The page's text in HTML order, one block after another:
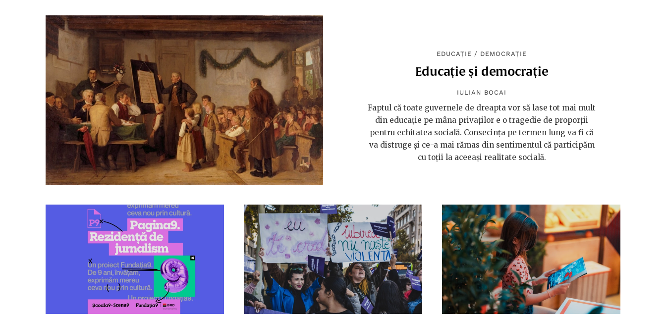
EDUCAȚIE / DEMOCRAȚIE
Educație și democrație
IULIAN BOCAI
Faptul că toate guvernele de dreapta vor să lase tot mai mult
din educație pe mâna privaților e o tragedie de proporții
pentru echitatea socială. Consecința pe termen lung va fi că
va distruge și ce-a mai rămas din sentimentul că participăm
cu toții la aceeași realitate socială.